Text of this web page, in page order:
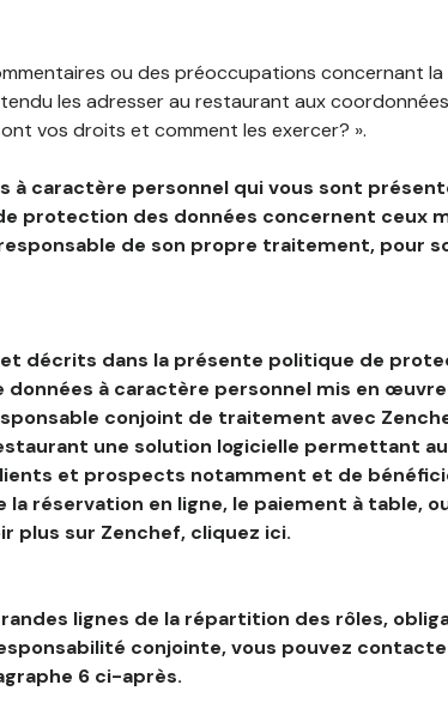
ou des préoccupations concernant
les adresser au restaurant aux
vos droits et comment les exercer? ».
à caractère personnel qui vous sont
protection des données concernent ceux
de son propre traitement, pour
décrits dans la présente politique de
à caractère personnel mis en
conjoint de traitement avec
une solution logicielle permettant
et prospects notamment et de
réservation en ligne, le paiement à table,
plus sur Zenchef, cliquez ici.
lignes de la répartition des rôles,
conjointe, vous pouvez
6 ci-après.